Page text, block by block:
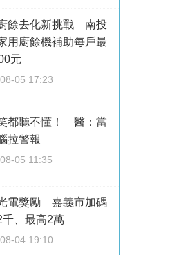
餘去化新挑戰 南投
用廚餘機補助每戶最
元
05 17:23
都聽不懂！ 醫：當
拉警報
05 11:35
電獎勵 嘉義市加碼
千、最高2萬
04 19:10